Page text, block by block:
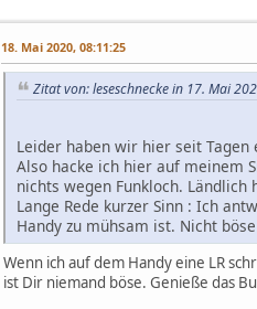
18. Mai 2020, 08:11:25
Zitat von: leseschnecke in 17. Mai
Leider haben wir hier seit
Also hacke ich hier auf meinem
nichts wegen Funkloch. Ländlich
Lange Rede kurzer Sinn : Ich
Handy zu mühsam ist. Nicht
Wenn ich auf dem Handy eine LR
ist Dir niemand böse. Genieße das